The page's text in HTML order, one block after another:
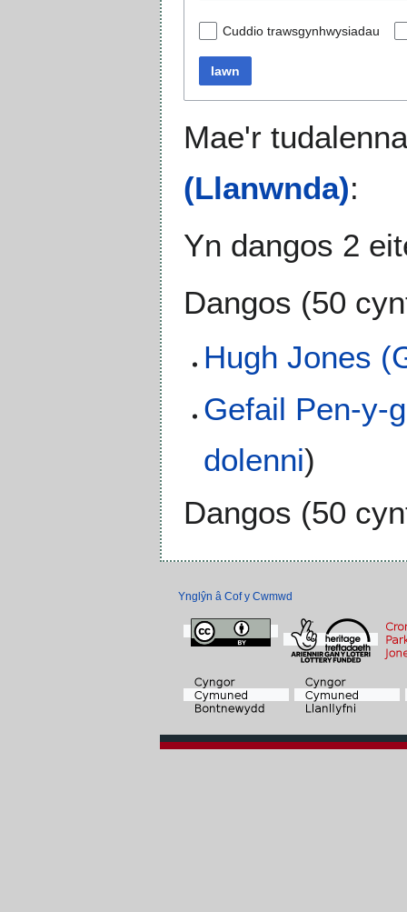
Cuddio trawsgynhwysiadau
Iawn
Mae'r
(Llanwnda):
Yn dangos 2
Dangos (50
Hugh Jones
Gefail Pen-y-
dolenni)
Dangos (50
Ynglŷn â Cof y Cwmwd